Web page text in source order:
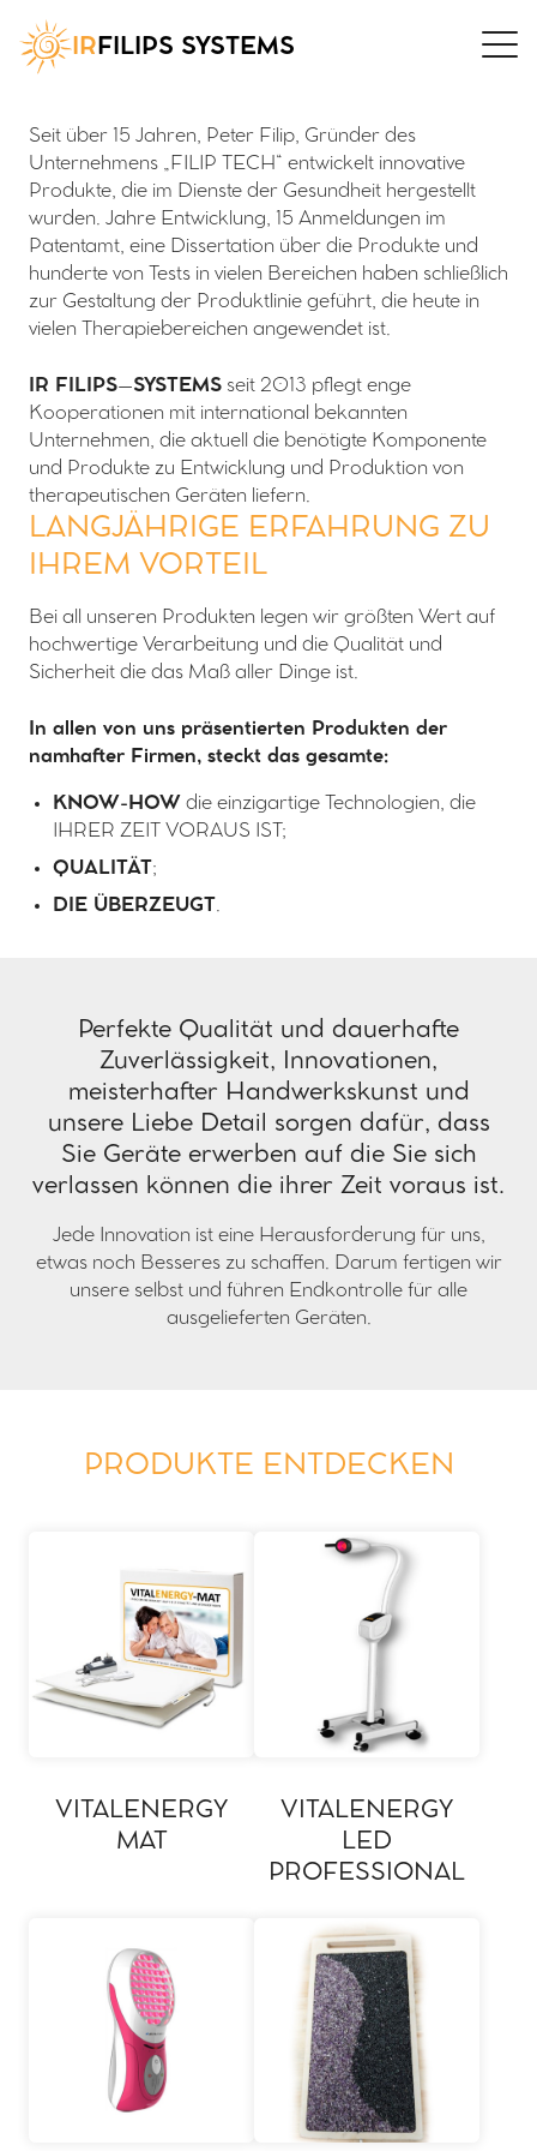
IR FILIPS SYSTEMS
Seit über 15 Jahren, Peter Filip, Gründer des
Unternehmens „FILIP TECH“ entwickelt innovative
Produkte, die im Dienste der Gesundheit hergestellt
wurden. Jahre Entwicklung, 15 Anmeldungen im
Patentamt, eine Dissertation über die Produkte und
hunderte von Tests in vielen Bereichen haben schließlich
zur Gestaltung der Produktlinie geführt, die heute in
vielen Therapiebereichen angewendet ist.
IR FILIPS–SYSTEMS seit 2013 pflegt enge
Kooperationen mit international bekannten
Unternehmen, die aktuell die benötigte Komponente
und Produkte zu Entwicklung und Produktion von
therapeutischen Geräten liefern.
LANGJÄHRIGE ERFAHRUNG ZU
IHREM VORTEIL
Bei all unseren Produkten legen wir größten Wert auf
hochwertige Verarbeitung und die Qualität und
Sicherheit die das Maß aller Dinge ist.
In allen von uns präsentierten Produkten der
namhafter Firmen, steckt das gesamte:
KNOW-HOW die einzigartige Technologien, die
IHRER ZEIT VORAUS IST;
QUALITÄT ;
DIE ÜBERZEUGT .
Perfekte Qualität und dauerhafte
Zuverlässigkeit, Innovationen,
meisterhafter Handwerkskunst und
unsere Liebe Detail sorgen dafür, dass
Sie Geräte erwerben auf die Sie sich
verlassen können die ihrer Zeit voraus ist.
Jede Innovation ist eine Herausforderung für uns,
etwas noch Besseres zu schaffen. Darum fertigen wir
unsere selbst und führen Endkontrolle für alle
ausgelieferten Geräten.
PRODUKTE ENTDECKEN
VITALENERGY
MAT
VITALENERGY
LED
PROFESSIONAL